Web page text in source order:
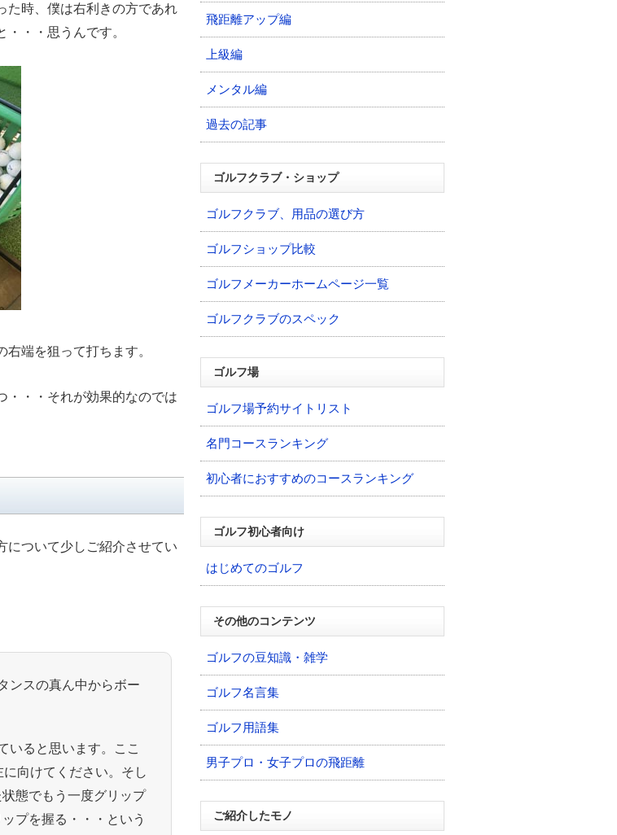
た時、僕は右利きの方であれ
・・思うんです。
端を狙って打ちます。
・・・それが効果的なのでは
について少しご紹介させてい
ンスの真ん中からボー
いると思います。ここ
向けてください。そし
態でもう一度グリップ
プを握る・・・という
飛距離アップ編
上級編
メンタル編
過去の記事
ゴルフクラブ・ショップ
ゴルフクラブ、用品の選び方
ゴルフショップ比較
ゴルフメーカーホームページ一覧
ゴルフクラブのスペック
ゴルフ場
ゴルフ場予約サイトリスト
名門コースランキング
初心者におすすめのコースランキング
ゴルフ初心者向け
はじめてのゴルフ
その他のコンテンツ
ゴルフの豆知識・雑学
ゴルフ名言集
ゴルフ用語集
男子プロ・女子プロの飛距離
ご紹介したモノ